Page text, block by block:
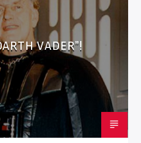
VADER”!